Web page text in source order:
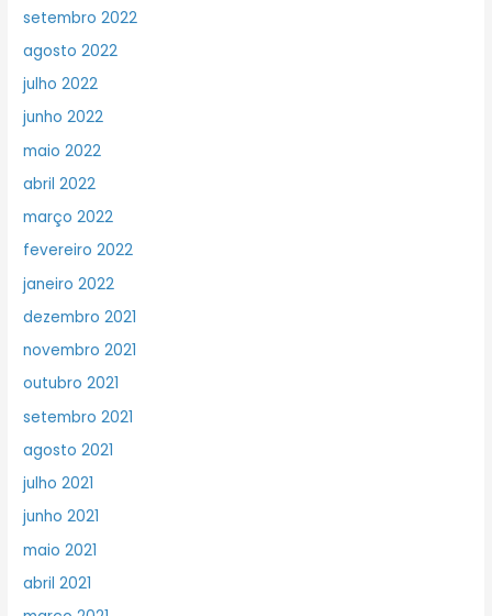
setembro 2022
agosto 2022
julho 2022
junho 2022
maio 2022
abril 2022
março 2022
fevereiro 2022
janeiro 2022
dezembro 2021
novembro 2021
outubro 2021
setembro 2021
agosto 2021
julho 2021
junho 2021
maio 2021
abril 2021